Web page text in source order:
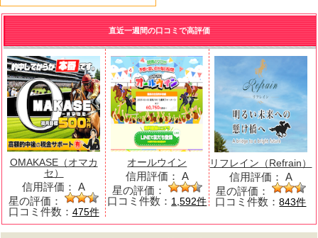
直近一週間の口コミで高評価
OMAKASE（オマカ
セ）
信用評価： A
星の評価：
口コミ件数： 475件
オールウイン
信用評価： A
星の評価：
口コミ件数： 1,592件
リフレイン（Refrain）
信用評価： A
星の評価：
口コミ件数：843件